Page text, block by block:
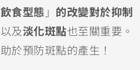
飲食型態 」 的改變對於抑制
以及淡化斑點也至關重要。
於預防斑點的產生！